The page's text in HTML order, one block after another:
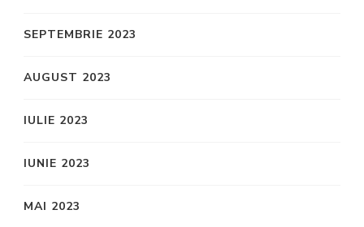
SEPTEMBRIE 2023
AUGUST 2023
IULIE 2023
IUNIE 2023
MAI 2023